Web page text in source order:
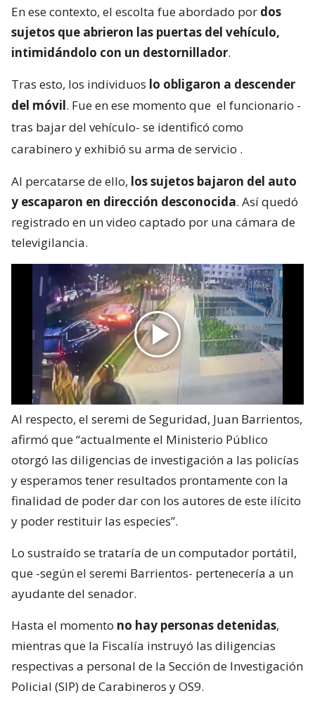
En ese contexto, el escolta fue abordado por dos
sujetos que abrieron las puertas del vehículo,
intimidándolo con un destornillador.
Tras esto, los individuos lo obligaron a descender
del móvil. Fue en ese momento que el funcionario -
tras bajar del vehículo- se identificó como
carabinero y exhibió su arma de servicio .
Al percatarse de ello, los sujetos bajaron del auto
y escaparon en dirección desconocida. Así quedó
registrado en un video captado por una cámara de
televigilancia.
Al respecto, el seremi de Seguridad, Juan Barrientos,
afirmó que “actualmente el Ministerio Público
otorgó las diligencias de investigación a las policías
y esperamos tener resultados prontamente con la
finalidad de poder dar con los autores de este ilícito
y poder restituir las especies”.
Lo sustraído se trataría de un computador portátil,
que -según el seremi Barrientos- pertenecería a un
ayudante del senador.
Hasta el momento no hay personas detenidas,
mientras que la Fiscalía instruyó las diligencias
respectivas a personal de la Sección de Investigación
Policial (SIP) de Carabineros y OS9.